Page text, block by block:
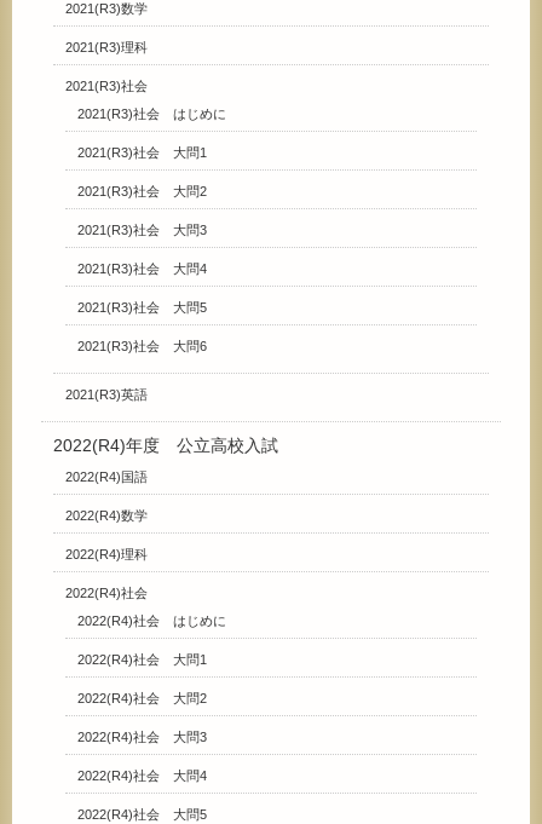
2021(R3)数学
2021(R3)理科
2021(R3)社会
2021(R3)社会 はじめに
2021(R3)社会 大問1
2021(R3)社会 大問2
2021(R3)社会 大問3
2021(R3)社会 大問4
2021(R3)社会 大問5
2021(R3)社会 大問6
2021(R3)英語
2022(R4)年度 公立高校入試
2022(R4)国語
2022(R4)数学
2022(R4)理科
2022(R4)社会
2022(R4)社会 はじめに
2022(R4)社会 大問1
2022(R4)社会 大問2
2022(R4)社会 大問3
2022(R4)社会 大問4
2022(R4)社会 大問5